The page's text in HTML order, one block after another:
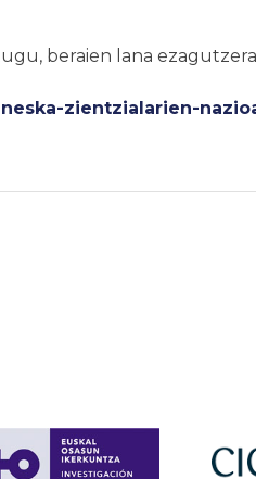
beraien lana
zientzialarien-